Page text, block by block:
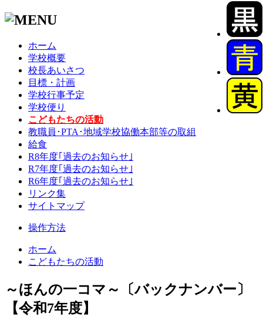
ホーム
学校概要
校長あいさつ
目標・計画
学校行事予定
学校便り
こどもたちの活動
教職員･PTA･地域学校協働本部等の取組
給食
R8年度｢過去のお知らせ｣
R7年度｢過去のお知らせ｣
R6年度｢過去のお知らせ｣
リンク集
サイトマップ
操作方法
ホーム
こどもたちの活動
～ほんの一コマ～〔バックナンバー〕
【令和7年度】